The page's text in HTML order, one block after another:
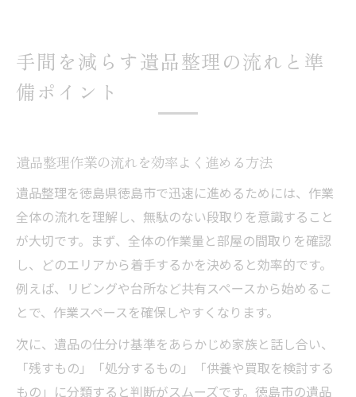
手間を減らす遺品整理の流れと準
備ポイント
遺品整理作業の流れを効率よく進める方法
遺品整理を徳島県徳島市で迅速に進めるためには、作業
全体の流れを理解し、無駄のない段取りを意識すること
が大切です。まず、全体の作業量と部屋の間取りを確認
し、どのエリアから着手するかを決めると効率的です。
例えば、リビングや台所など共有スペースから始めるこ
とで、作業スペースを確保しやすくなります。
次に、遺品の仕分け基準をあらかじめ家族と話し合い、
「残すもの」「処分するもの」「供養や買取を検討する
もの」に分類すると判断がスムーズです。徳島市の遺品